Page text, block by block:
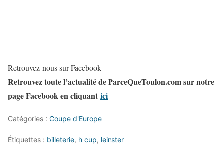
Retrouvez-nous sur Facebook
Retrouvez toute l’actualité de ParceQueToulon.com sur notre
page Facebook en cliquant ici
Catégories : Coupe d'Europe
Étiquettes : billeterie, h cup, leinster